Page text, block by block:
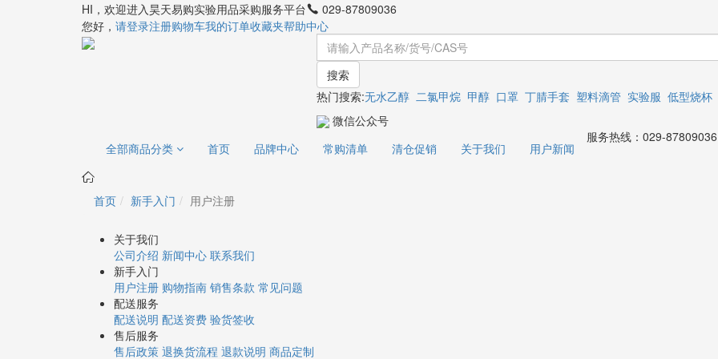
HI，欢迎进入昊天易购实验用品采购服务平台
029-87809036
您好， 请登录注册购物车我的订单收藏夹帮助中心
搜索
热门搜索:无水乙醇 二氯甲烷 甲醇 口罩 丁腈手套 塑料滴管 实验服 低型烧杯
微信公众号
全部商品分类
首页 品牌中心 常购清单 清仓促销 关于我们 用户新闻
服务热线： 029-87809036
首页 新手入门 用户注册
关于我们
公司介绍 新闻中心 联系我们
新手入门
用户注册 购物指南 销售条款 常见问题
配送服务
配送说明 配送资费 验货签收
售后服务
售后政策 退换货流程 退款说明 商品定制